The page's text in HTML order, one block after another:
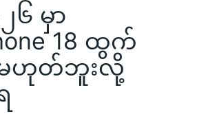
၂၆ မှာ
18 ထွက်
မဟုတ်ဘူးလို့